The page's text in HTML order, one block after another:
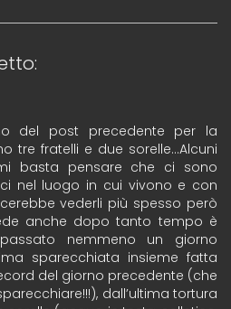
del post precedente per la
tre fratelli e due sorelle…Alcuni
basta pensare che ci sono
nel luogo in cui vivono e con
vederli più spesso però
anche dopo tanto tempo è
nemmeno un giorno
sparecchiata insieme fatta
del giorno precedente (che
dall’ultima tortura